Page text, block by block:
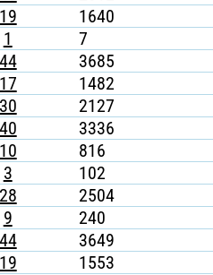
19 1640
1 7
44 3685
17 1482
30 2127
40 3336
10 816
3 102
28 2504
9 240
44 3649
19 1553